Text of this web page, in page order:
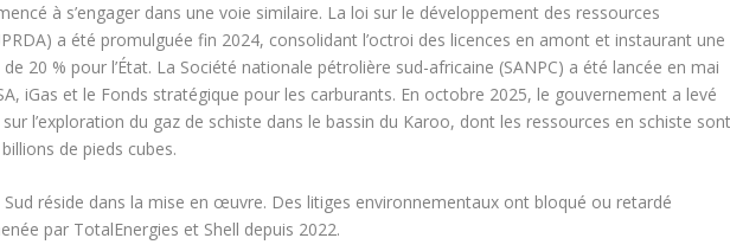
à s’engager dans une voie similaire. La loi sur le développement des ressources
a été promulguée fin 2024, consolidant l’octroi des licences en amont et instaurant une
20 % pour l’État. La Société nationale pétrolière sud-africaine (SANPC) a été lancée en mai
iGas et le Fonds stratégique pour les carburants. En octobre 2025, le gouvernement a levé
l’exploration du gaz de schiste dans le bassin du Karoo, dont les ressources en schiste
de pieds cubes.
Sud réside dans la mise en œuvre. Des litiges environnementaux ont bloqué ou retardé
par TotalEnergies et Shell depuis 2022.